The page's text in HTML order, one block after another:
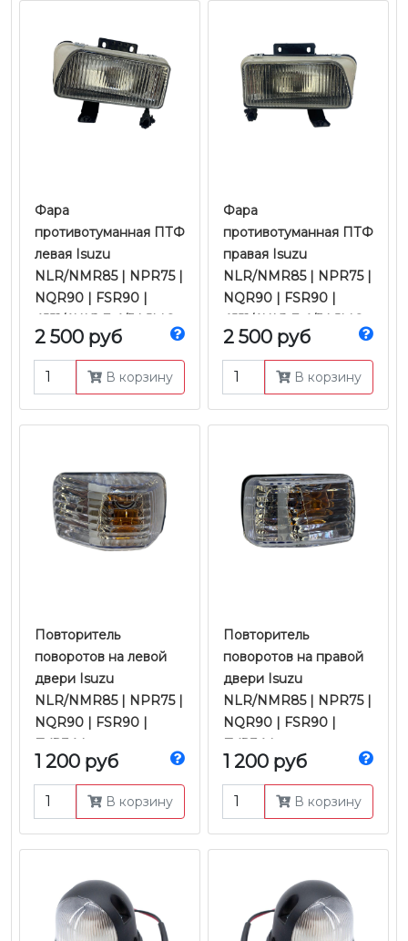
Фара
противотуманная ПТФ
левая Isuzu
NLR/NMR85 | NPR75 |
NQR90 | FSR90 |
4JJ1/4HK1 Е-4/5 | JMC
2 500 руб
В корзину
Фара
противотуманная ПТФ
правая Isuzu
NLR/NMR85 | NPR75 |
NQR90 | FSR90 |
4JJ1/4HK1 Е-4/5 | JMC
2 500 руб
В корзину
Повторитель
поворотов на левой
двери Isuzu
NLR/NMR85 | NPR75 |
NQR90 | FSR90 |
FVR34 |
4JJ1/4HK1/6HK1 Е-4/5 |
JMC
1 200 руб
В корзину
Повторитель
поворотов на правой
двери Isuzu
NLR/NMR85 | NPR75 |
NQR90 | FSR90 |
FVR34 |
4JJ1/4HK1/6HK1 Е-4/5 |
JMC
1 200 руб
В корзину